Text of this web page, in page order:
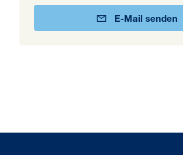
E-Mail senden